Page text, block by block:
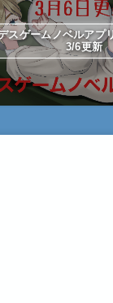
スゲームノベルア
3/6更新